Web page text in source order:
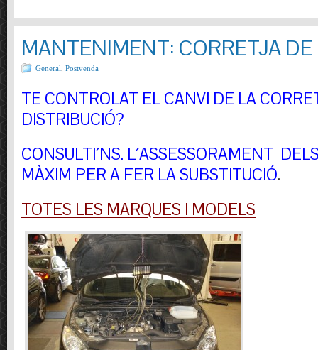
MANTENIMENT: CORRETJA
General Postvenda
TE CONTROLAT EL CANVI DE LA
DISTRIBUCIÓ?
CONSULTI´NS. L´ASSESSORAMENT
MÀXIM PER A FER LA SUBSTITUCIÓ.
TOTES LES MARQUES I MODELS